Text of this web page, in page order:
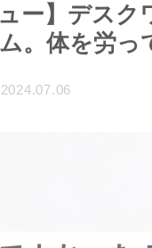
ュー】デス
。体を労っ
2024.07.06